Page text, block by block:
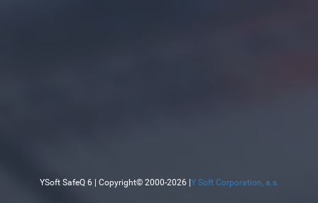
YSoft SafeQ 6 | Copyright© 2000-2026 | Y Soft Corporation, a.s.